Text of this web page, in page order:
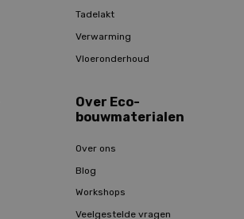
Tadelakt
Verwarming
Vloeronderhoud
Over Eco-
bouwmaterialen
Over ons
Blog
Workshops
Veelgestelde vragen